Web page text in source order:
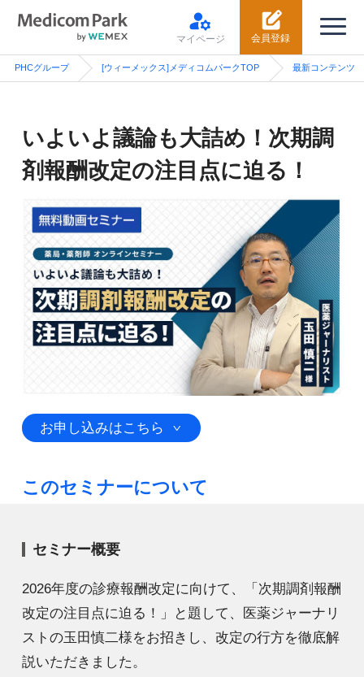
会員登録
マイページ
PHCグループ [ウィーメックス]メディコムパークTOP 最新コンテンツ
いよいよ議論も大詰め！次期調
剤報酬改定の注目点に迫る！
お申し込みはこちら
このセミナーについて
セミナー概要
2026年度の診療報酬改定に向けて、「次期調剤報酬
改定の注目点に迫る！」と題して、医薬ジャーナリ
ストの玉田慎二様をお招きし、改定の行方を徹底解
説いただきました。